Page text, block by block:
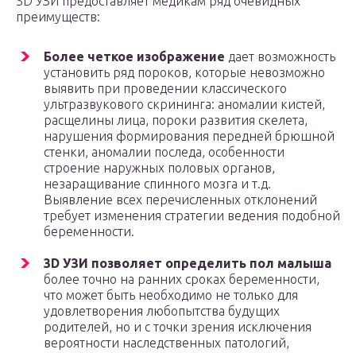
преимуществ:
Более четкое изображение дает возможность
установить ряд пороков, которые невозможно
выявить при проведении классического
ультразвукового скрининга: аномалии кистей,
расщелины лица, пороки развития скелета,
нарушения формирования передней брюшной
стенки, аномалии последа, особенности
строение наружных половых органов,
незаращивание спинного мозга и т.д.
Выявление всех перечисленных отклонений
требует изменения стратегии ведения подобной
беременности.
3D УЗИ позволяет определить пол малыша
более точно на ранних сроках беременности,
что может быть необходимо не только для
удовлетворения любопытства будущих
родителей, но и с точки зрения исключения
вероятности наследственных патологий,